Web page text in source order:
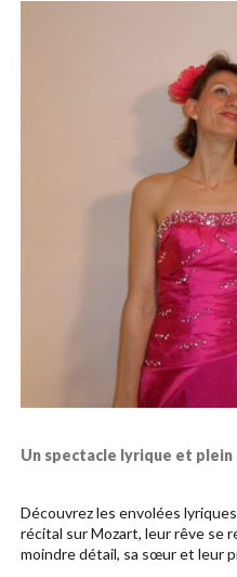
Un spectacle lyrique et plein
Découvrez les envolées
récital sur Mozart, leur rêve se
moindre détail, sa sœur et leur